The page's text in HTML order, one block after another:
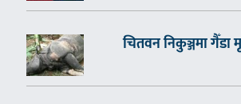
चितवन निकुञ्जमा गैँडा